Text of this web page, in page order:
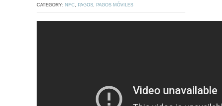
CATEGORY: NFC, PAGOS, PAGOS MÓVILES